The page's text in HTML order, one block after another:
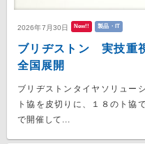
2026年7月30日 New!! 製品・IT
ブリヂストン 実技重
全国展開
ブリヂストンタイヤソリュー
ト協を皮切りに、１８のト協
で開催して...